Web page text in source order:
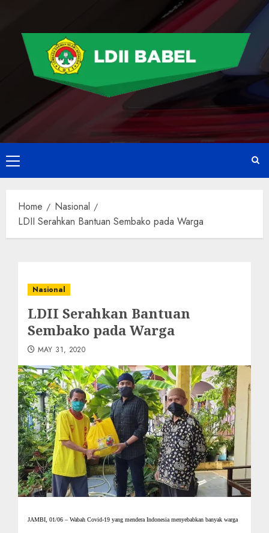
Home
Nasional
LDII Serahkan Bantuan Sembako pada Warga
Nasional
LDII Serahkan Bantuan
Sembako pada Warga
MAY 31, 2020
JAMBI, 01/06 – Wabah Covid-19 yang mendera Indonesia menyebabkan banyak warga